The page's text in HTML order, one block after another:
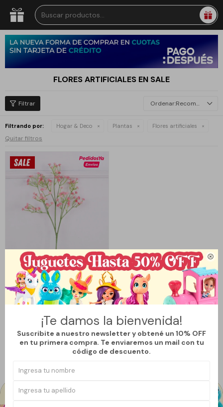

¡Te damos la bienvenida!
Suscribite a nuestro newsletter y obtené un 10% OFF
en tu primera compra. Te enviaremos un mail con tu
código de descuento.
FLORES ARTIFICIALES EN SALE
Recomendados
Filtrando por: Hogar & Deco Plantas Flores artificiales
Quitar filtros
LlegaHOY
ILUSIÓN - ROSA
$129 $ 199
35